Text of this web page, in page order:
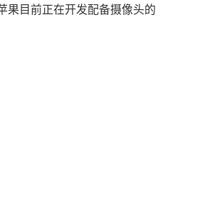
果目前正在开发配备摄像头的